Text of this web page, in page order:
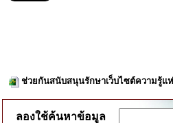
ช่วยกันสนับสนุนรักษาเว็บไซต์ความรู้แ
ลองใช้ค้นหาข้อมูล